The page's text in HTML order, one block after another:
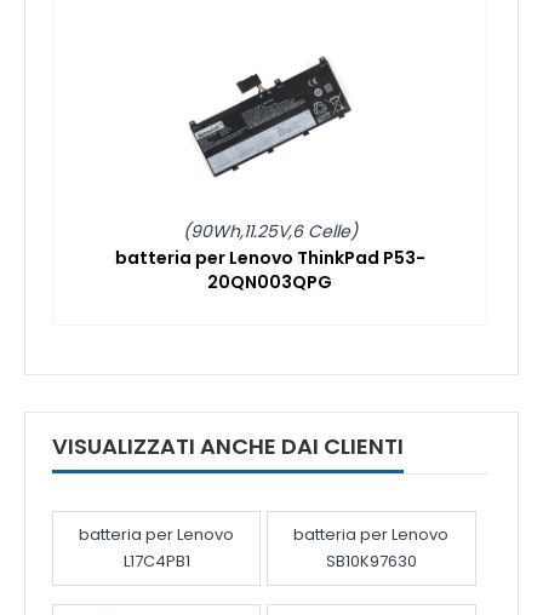
(90Wh,11.25V,6 Celle)
batteria per Lenovo ThinkPad P53-
20QN003QPG
VISUALIZZATI ANCHE DAI CLIENTI
batteria per Lenovo
L17C4PB1
batteria per Lenovo
SB10K97630